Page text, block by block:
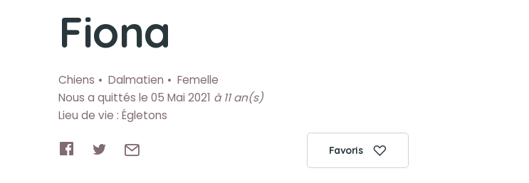
Fiona
Chiens Dalmatien
Femelle
Nous a quittés le 05 Mai 2021 à 11 an(s)
Lieu de vie : Égletons
Favoris